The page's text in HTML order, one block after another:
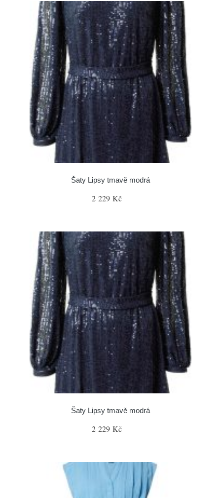
Šaty Lipsy tmavě modrá
2 229 Kč
Šaty Lipsy tmavě modrá
2 229 Kč